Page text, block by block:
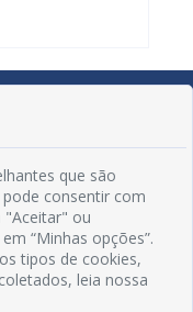
que são
consentir com
"Aceitar" ou
“Minhas opções”.
tipos de cookies,
leia nossa